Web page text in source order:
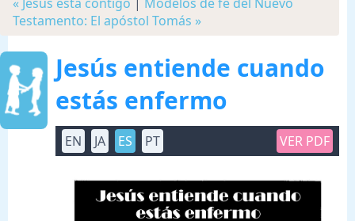
Testamento: El apóstol Tomás »
Jesús entiende cuando
estás enfermo
EN JA ES PT VER PDF